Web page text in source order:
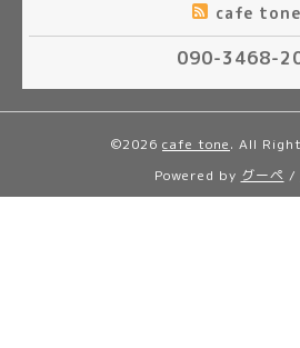
cafe tone
090-3468-
©2026 cafe tone. All
Powered by グーペ /